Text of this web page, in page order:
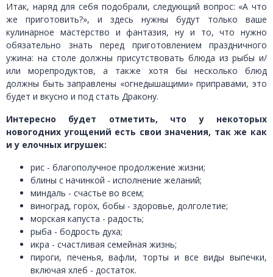
Итак, наряд для себя подобрали, следующий вопрос: «А что
же приготовить?», и здесь нужны будут только ваше
кулинарное мастерство и фантазия, ну и то, что нужно
обязательно знать перед приготовлением праздничного
ужина: на столе должны присутствовать блюда из рыбы и/
или морепродуктов, а также хотя бы несколько блюд
должны быть заправлены «огнедышащими» приправами, это
будет и вкусно и под стать Дракону.
Интересно будет отметить, что у некоторых
новогодних угощений есть свои значения, так же как
и у елочных игрушек:
рис - благополучное продолжение жизни;
блины с начинкой - исполнение желаний;
миндаль - счастье во всем;
виноград, горох, бобы - здоровье, долголетие;
морская капуста - радость;
рыба - бодрость духа;
икра - счастливая семейная жизнь;
пироги, печенья, вафли, торты и все виды выпечки,
включая хлеб - достаток.